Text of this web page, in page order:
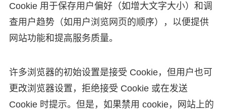
Cookie 用于保存用户偏好（如增大文字大小）和调
查用户趋势（如用户浏览网页的顺序），以便提供
网站功能和提高服务质量。
许多浏览器的初始设置是接受 Cookie，但用户也可
更改浏览器设置，拒绝接受 Cookie 或在发送
Cookie 时提示。但是，如果禁用 cookie，网站上的